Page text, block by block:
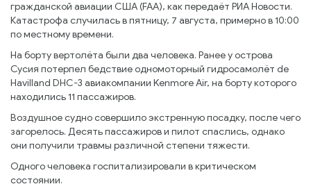
гражданской авиации США (FAA), как передаёт РИА Новости.
Катастрофа случилась в пятницу, 7 августа, примерно в 10:00
по местному времени.
На борту вертолёта были два человека. Ранее у острова
Сусия потерпел бедствие одномоторный гидросамолёт de
Havilland DHC-3 авиакомпании Kenmore Air, на борту которого
находились 11 пассажиров.
Воздушное судно совершило экстренную посадку, после чего
загорелось. Десять пассажиров и пилот спаслись, однако
они получили травмы различной степени тяжести.
Одного человека госпитализировали в критическом
состоянии.